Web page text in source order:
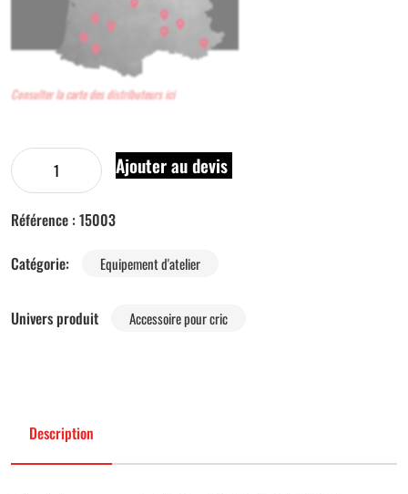
Consulter la carte des distributeurs ici
Ajouter au devis
Référence : 15003
Catégorie:
Equipement d'atelier
Univers produit Accessoire pour cric
Description